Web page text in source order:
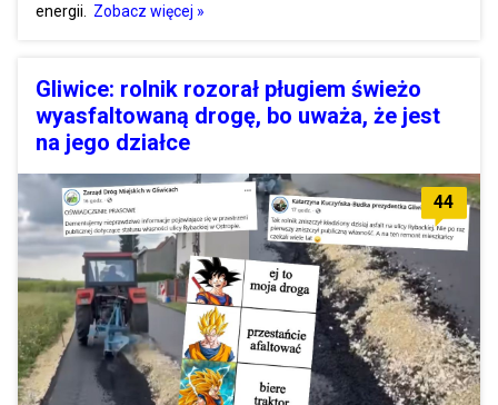
energii.
Zobacz więcej »
Gliwice: rolnik rozorał pługiem świeżo
wyasfaltowaną drogę, bo uważa, że jest
na jego działce
44